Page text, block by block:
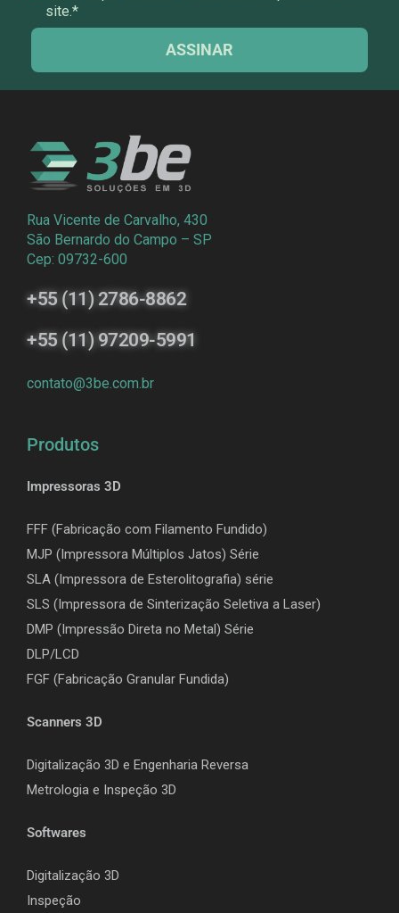
site.*
ASSINAR
Rua Vicente de Carvalho, 430
São Bernardo do Campo – SP
Cep: 09732-600
+55 (11) 2786-8862
+55 (11) 97209-5991
contato@3be.com.br
Produtos
Impressoras 3D
FFF (Fabricação com Filamento Fundido)
MJP (Impressora Múltiplos Jatos) Série
SLA (Impressora de Esterolitografia) série
SLS (Impressora de Sinterização Seletiva a Laser)
DMP (Impressão Direta no Metal) Série
DLP/LCD
FGF (Fabricação Granular Fundida)
Scanners 3D
Digitalização 3D e Engenharia Reversa
Metrologia e Inspeção 3D
Softwares
Digitalização 3D
Inspeção